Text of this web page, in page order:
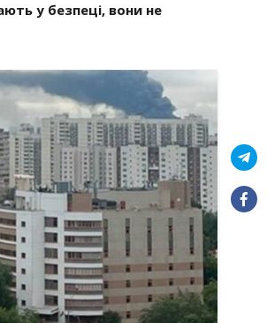
у безпеці, вони не